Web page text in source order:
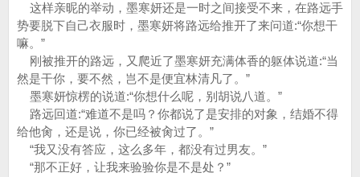
这样亲昵的举动，墨寒妍还是一时之间接受不来，在路远手
势要脱下自己衣服时，墨寒妍将路远给推开了来问道:“你想干
嘛。”
刚被推开的路远，又爬近了墨寒妍充满体香的躯体说道:“当
然是干你，要不然，岂不是便宜林清凡了。”
墨寒妍惊楞的说道:“你想什么呢，别胡说八道。”
路远回道:“难道不是吗？你都说了是安排的对象，结婚不得
给他肏，还是说，你已经被肏过了。”
“我又没有答应，这么多年，都没有过男友。”
“那不正好，让我来验验你是不是处？”